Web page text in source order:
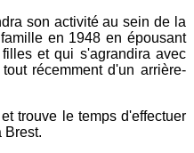
son activité au sein de la
en 1948 en épousant
et qui s'agrandira avec
récemment d'un arrière-
trouve le temps d'effectuer
Brest.